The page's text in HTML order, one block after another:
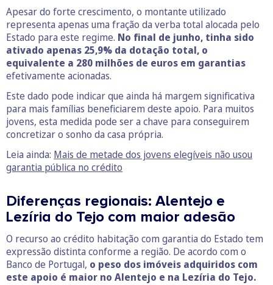
Apesar do forte crescimento, o montante utilizado
representa apenas uma fração da verba total alocada pelo
Estado para este regime. No final de junho, tinha sido
ativado apenas 25,9% da dotação total, o
equivalente a 280 milhões de euros em garantias
efetivamente acionadas.
Este dado pode indicar que ainda há margem significativa
para mais famílias beneficiarem deste apoio. Para muitos
jovens, esta medida pode ser a chave para conseguirem
concretizar o sonho da casa própria.
Leia ainda: Mais de metade dos jovens elegíveis não usou
garantia pública no crédito
Diferenças regionais: Alentejo e
Lezíria do Tejo com maior adesão
O recurso ao crédito habitação com garantia do Estado tem
expressão distinta conforme a região. De acordo com o
Banco de Portugal, o peso dos imóveis adquiridos com
este apoio é maior no Alentejo e na Lezíria do Tejo.